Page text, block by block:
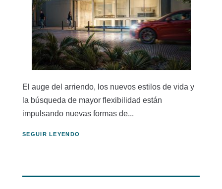
El auge del arriendo, los nuevos estilos de vida y
la búsqueda de mayor flexibilidad están
impulsando nuevas formas de...
SEGUIR LEYENDO